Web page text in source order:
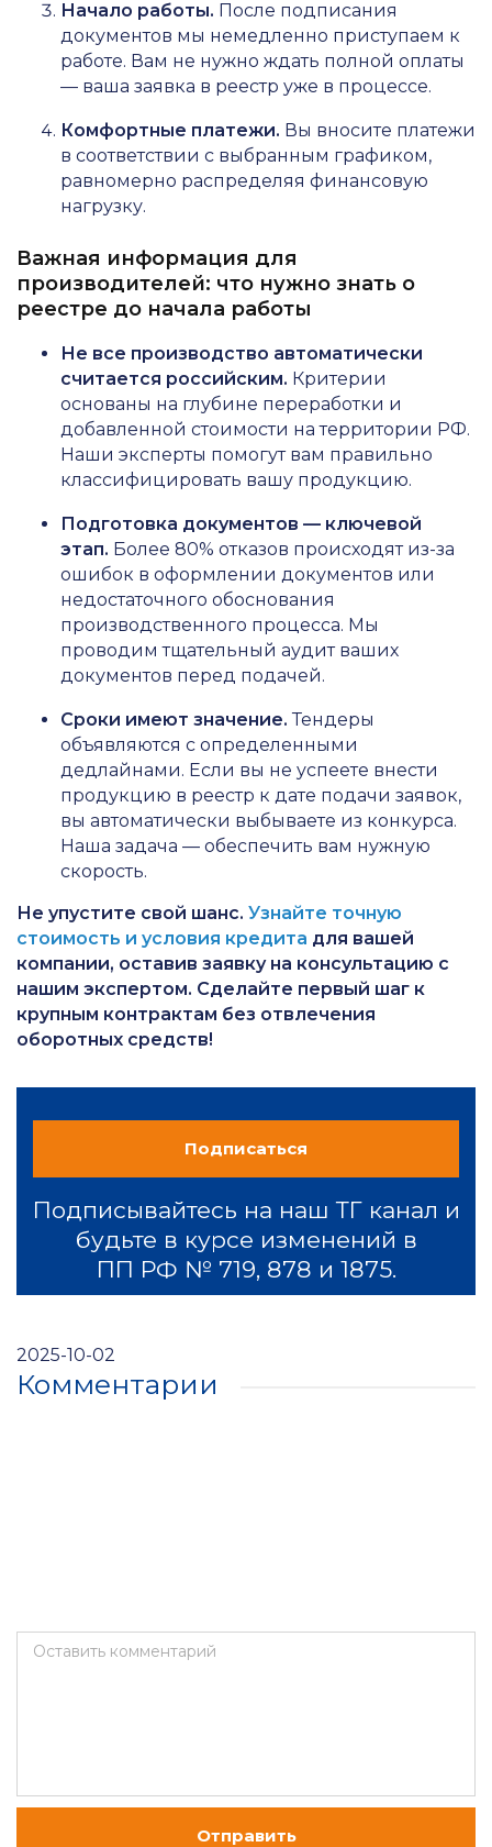
Начало работы. После подписания
документов мы немедленно приступаем к
работе. Вам не нужно ждать полной оплаты
— ваша заявка в реестр уже в процессе.
Комфортные платежи. Вы вносите платежи
в соответствии с выбранным графиком,
равномерно распределяя финансовую
нагрузку.
Важная информация для
производителей: что нужно знать о
реестре до начала работы
Не все производство автоматически
считается российским. Критерии
основаны на глубине переработки и
добавленной стоимости на территории РФ.
Наши эксперты помогут вам правильно
классифицировать вашу продукцию.
Подготовка документов — ключевой
этап. Более 80% отказов происходят из-за
ошибок в оформлении документов или
недостаточного обоснования
производственного процесса. Мы
проводим тщательный аудит ваших
документов перед подачей.
Сроки имеют значение.Тендеры
объявляются с определенными
дедлайнами. Если вы не успеете внести
продукцию в реестр к дате подачи заявок,
вы автоматически выбываете из конкурса.
Наша задача — обеспечить вам нужную
скорость.
Не упустите свой шанс. Узнайте точную
стоимость и условия кредита для вашей
компании, оставив заявку на консультацию с
нашим экспертом. Сделайте первый шаг к
крупным контрактам без отвлечения
оборотных средств!
Подписаться
Подписывайтесь на наш ТГ канал и
будьте в курсе изменений в
ПП РФ № 719, 878 и 1875.
2025-10-02
Комментарии
Оставить комментарий
Отправить